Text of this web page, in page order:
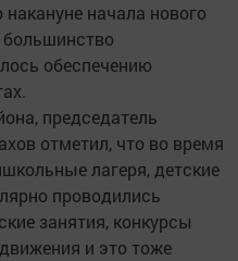
начала нового
большинство
обеспечению
председатель
отметил, что во время
лагеря, детские
проводились
занятия, конкурсы
и это тоже